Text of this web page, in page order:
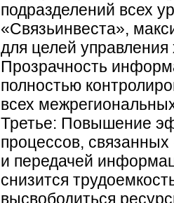
подразделений всех
«Связьинвеста»,
для целей управления
Прозрачность
полностью
всех
Третье: Повышение
процессов,
и передачей
снизится
высвободиться